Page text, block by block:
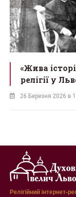
«Жива
релігії у
26 Березня 2026 в
Релігійний інтернет-